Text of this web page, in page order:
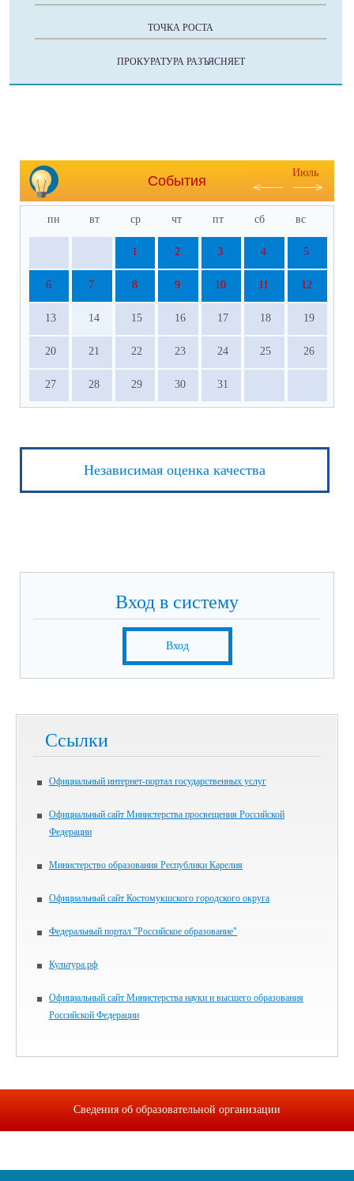
ТОЧКА РОСТА
ПРОКУРАТУРА РАЗЪЯСНЯЕТ
События
Июль
пн вт ср чт пт сб вс
1 2 3 4 5
6 7 8 9 10 11 12
13 14 15 16 17 18 19
20 21 22 23 24 25 26
27 28 29 30 31
Независимая оценка качества
Вход в систему
Вход
Ссылки
Официальный интернет-портал государственных услуг
Официальный сайт Министерства просвещения Российской
Федерации
Министерство образования Республики Карелия
Официальный сайт Костомукшского городского округа
Федеральный портал "Российское образование"
Культура.рф
Официальный сайт Министерства науки и высшего образования
Российской Федерации
Сведения об образовательной организации